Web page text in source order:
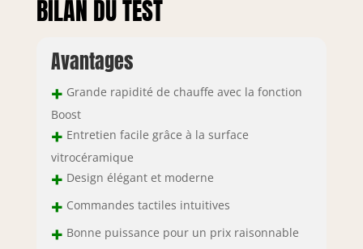
d'un verrouillage
minuterie et bien
description des
Dimensions du
produit : 77 x 52 x
BILAN DU TEST
Avantages
+ Grande rapidité de chauffe avec la fonction
Boost
+ Entretien facile grâce à la surface
vitrocéramique
+ Design élégant et moderne
+ Commandes tactiles intuitives
+ Bonne puissance pour un prix raisonnable